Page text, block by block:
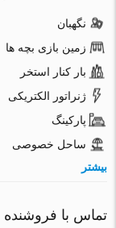
نگهبان
زمین بازی بچه ها
بار کنار استخر
ژنراتور الکتریکی
پارکینگ
ساحل خصوصی
بیشتر
تماس با فروشنده